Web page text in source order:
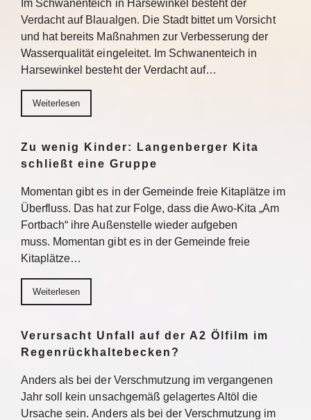
Im Schwanenteich in Harsewinkel besteht der
Verdacht auf Blaualgen. Die Stadt bittet um Vorsicht
und hat bereits Maßnahmen zur Verbesserung der
Wasserqualität eingeleitet. Im Schwanenteich in
Harsewinkel besteht der Verdacht auf…
Weiterlesen
Zu wenig Kinder: Langenberger Kita
schließt eine Gruppe
Momentan gibt es in der Gemeinde freie Kitaplätze im
Überfluss. Das hat zur Folge, dass die Awo-Kita „Am
Fortbach“ ihre Außenstelle wieder aufgeben
muss. Momentan gibt es in der Gemeinde freie
Kitaplätze…
Weiterlesen
Verursacht Unfall auf der A2 Ölfilm im
Regenrückhaltebecken?
Anders als bei der Verschmutzung im vergangenen
Jahr soll kein unsachgemäß gelagertes Altöl die
Ursache sein. Anders als bei der Verschmutzung im